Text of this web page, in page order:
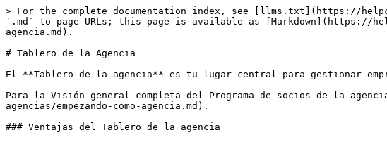
> For the complete documentation index, see [llms.txt](https://
`.md` to page URLs; this page is available as [Markdown](https://
agencia.md).
# Tablero de la Agencia
El **Tablero de la agencia** es tu lugar central para gestionar
Para la Visión general completa del Programa de socios de la
agencias/empezando-como-agencia.md).
### Ventajas del Tablero de la agencia